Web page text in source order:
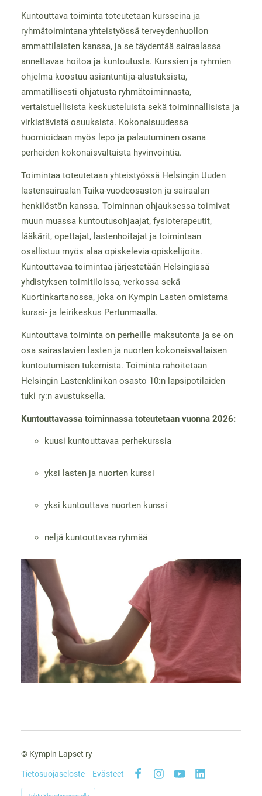
Kuntouttava toiminta toteutetaan kursseina ja
ryhmätoimintana yhteistyössä terveydenhuollon
ammattilaisten kanssa, ja se täydentää sairaalassa
annettavaa hoitoa ja kuntoutusta. Kurssien ja ryhmien
ohjelma koostuu asiantuntija-alustuksista,
ammatillisesti ohjatusta ryhmätoiminnasta,
vertaistuellisista keskusteluista sekä toiminnallisista ja
virkistävistä osuuksista. Kokonaisuudessa
huomioidaan myös lepo ja palautuminen osana
perheiden kokonaisvaltaista hyvinvointia.
Toimintaa toteutetaan yhteistyössä Helsingin Uuden
lastensairaalan Taika-vuodeosaston ja sairaalan
henkilöstön kanssa. Toiminnan ohjauksessa toimivat
muun muassa kuntoutusohjaajat, fysioterapeutit,
lääkärit, opettajat, lastenhoitajat ja toimintaan
osallistuu myös alaa opiskelevia opiskelijoita.
Kuntouttavaa toimintaa järjestetään Helsingissä
yhdistyksen toimitiloissa, verkossa sekä
Kuortinkartanossa, joka on Kympin Lasten omistama
kurssi- ja leirikeskus Pertunmaalla.
Kuntouttava toiminta on perheille maksutonta ja se on
osa sairastavien lasten ja nuorten kokonaisvaltaisen
kuntoutumisen tukemista. Toiminta rahoitetaan
Helsingin Lastenklinikan osasto 10:n lapsipotilaiden
tuki ry:n avustuksella.
Kuntouttavassa toiminnassa toteutetaan vuonna 2026:
kuusi kuntouttavaa perhekurssia
yksi lasten ja nuorten kurssi
yksi kuntouttava nuorten kurssi
neljä kuntouttavaa ryhmää
© Kympin Lapset ry
Tietosuojaseloste
Evästeet